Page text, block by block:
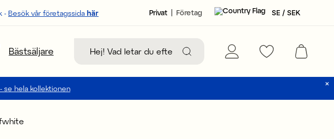
- Besök vår företagssida här Privat Företag SE / SEK
Bästsäljare
se hela kollektionen